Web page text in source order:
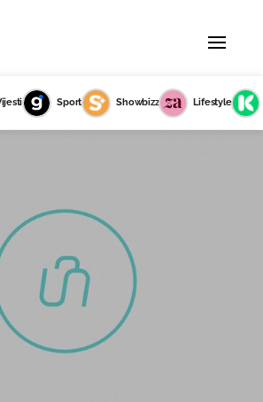
Sport Showbizz Lifestyle